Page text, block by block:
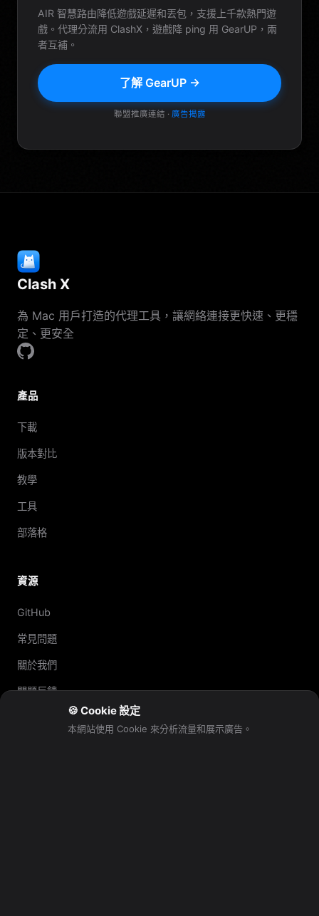
AIR 智慧路由降低遊戲延遲和丟包，支援上千款熱門遊
戲。代理分流用 ClashX，遊戲降 ping 用 GearUP，兩
者互補。
了解 GearUP →
聯盟推廣連結 · 廣告揭露
Clash X
為 Mac 用戶打造的代理工具，讓網絡連接更快速、更穩
定、更安全
產品
下載
版本對比
教學
工具
部落格
資源
GitHub
常見問題
關於我們
問題反饋
🍪 Cookie 設定
本網站使用 Cookie 來分析流量和展示廣告。